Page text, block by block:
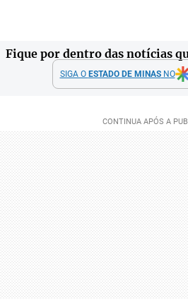
Fique por dentro das notícias
SIGA O ESTADO DE MINASNO